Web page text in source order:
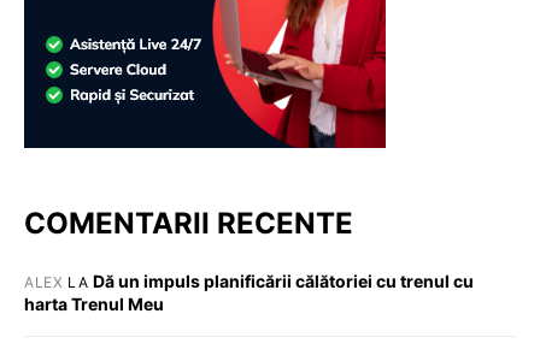
COMENTARII RECENTE
ALEX LA Dă un impuls planificării călătoriei cu trenul cu
harta Trenul Meu